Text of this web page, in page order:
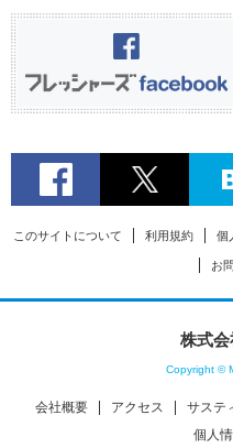
このサイトについて 利用規約 個
お
株式
Copyright ©
会社概要 アクセス サステ
個人